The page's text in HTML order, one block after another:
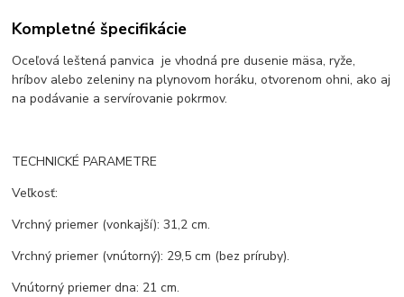
Kompletné špecifikácie
Oceľová leštená panvica je vhodná pre dusenie mäsa, ryže,
hríbov alebo zeleniny na plynovom horáku, otvorenom ohni, ako aj
na podávanie a servírovanie pokrmov.
TECHNICKÉ PARAMETRE
Veľkosť:
Vrchný priemer (vonkajší): 31,2 cm.
Vrchný priemer (vnútorný): 29,5 cm (bez príruby).
Vnútorný priemer dna: 21 cm.